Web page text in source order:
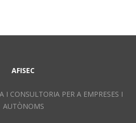
AFISEC
I CONSULTORIA PER A EMPRESES I
AUTÒNOMS